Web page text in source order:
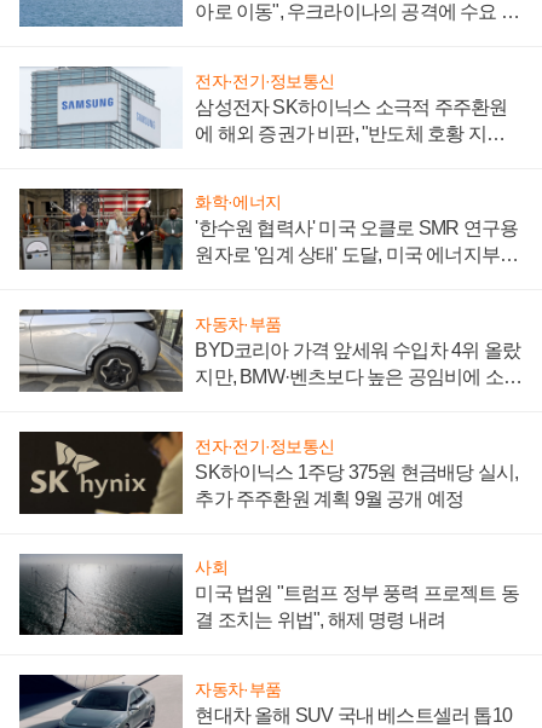
아로 이동", 우크라이나의 공격에 수요 늘
전자·전기·정보통신
삼성전자 SK하이닉스 소극적 주주환원
에 해외 증권가 비판, "반도체 호황 지속
화학·에너지
'한수원 협력사' 미국 오클로 SMR 연구용
원자로 '임계 상태' 도달, 미국 에너지부
자동차·부품
BYD코리아 가격 앞세워 수입차 4위 올랐
지만, BMW·벤츠보다 높은 공임비에 소비
전자·전기·정보통신
SK하이닉스 1주당 375원 현금배당 실시,
추가 주주환원 계획 9월 공개 예정
사회
미국 법원 "트럼프 정부 풍력 프로젝트 동
결 조치는 위법", 해제 명령 내려
자동차·부품
현대차 올해 SUV 국내 베스트셀러 톱10